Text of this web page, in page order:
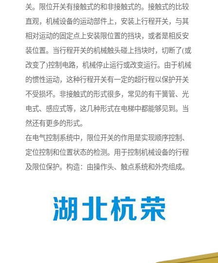
关。限位开关有接触式的和非接触式的。接触式的比较
直观，机械设备的运动部件上，安装上行程开关，与其
相对运动的固定点上安装限位置的挡块，或者是相反安
装位置。当行程开关的机械触头碰上挡块时，切断了(或
改变了)控制电路，机械停止运行或改变运行。由于机械
的惯性运动，这种行程开关有一定的超行程以保护开关
不受损坏。非接触式的形式很多，常见的有干簧管、光
电式、感应式等，这几种形式在电梯中都能够见到。当
然还有更多的形式。
在电气控制系统中，限位开关的作用是实现顺序控制、
定位控制和位置状态的检测。用于控制机械设备的行程
及限位保护。构造：由操作头、触点系统和外壳组成。